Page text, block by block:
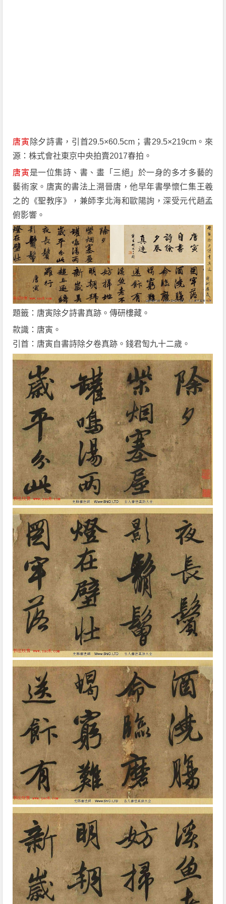
唐寅 除夕詩書，引首29.5×60.5cm；書29.5×219cm。來
源：株式會社東京中央拍賣2017春拍。
唐寅是一位集詩、書、畫「三絕」於一身的多才多藝的
藝術家。唐寅的書法上溯晉唐，他早年書學懷仁集王羲
之的《聖教序》，兼師李北海和歐陽詢，深受元代趙孟
俯影響。
題籤：唐寅除夕詩書真跡。傳研樓藏。
款識：唐寅。
引首：唐寅自書詩除夕卷真跡。錢君匋九十二歲。